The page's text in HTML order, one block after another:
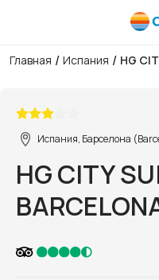
Главная / Испания / HG
Испания, Барселона
HG CITY